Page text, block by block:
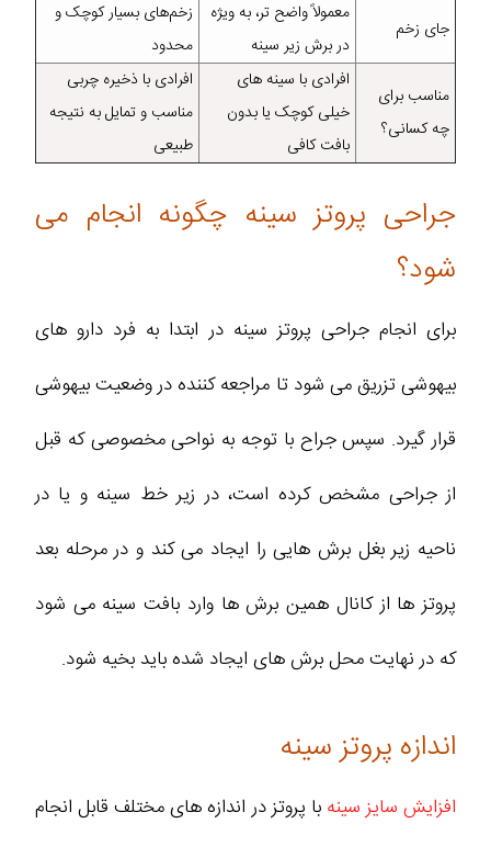
جای زخم
معمولاً واضح‌ تر، به‌ ویژه
در برش زیر سینه
زخم‌های بسیار کوچک و
محدود
مناسب برای
چه کسانی؟
افرادی با سینه‌ های
خیلی کوچک یا بدون
بافت کافی
افرادی با ذخیره چربی
مناسب و تمایل به نتیجه
طبیعی
جراحی پروتز سینه چگونه انجام می
شود؟
برای انجام جراحی پروتز سینه در ابتدا به فرد دارو های
بیهوشی تزریق می شود تا مراجعه کننده در وضعیت بیهوشی
قرار گیرد. سپس جراح با توجه به نواحی مخصوصی که قبل
از جراحی مشخص کرده است، در زیر خط سینه و یا در
ناحیه زیر بغل برش هایی را ایجاد می کند و در مرحله بعد
پروتز ها از کانال همین برش ها وارد بافت سینه می شود
که در نهایت محل برش های ایجاد شده باید بخیه شود.
اندازه پروتز سینه
افزایش سایز سینه با پروتز در اندازه های مختلف قابل انجام